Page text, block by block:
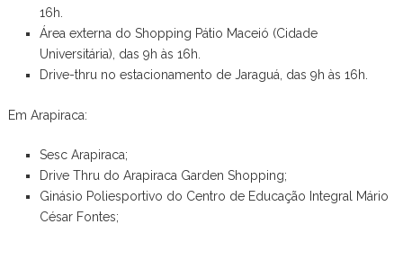
16h.
Área externa do Shopping Pátio Maceió (Cidade
Universitária), das 9h às 16h.
Drive-thru no estacionamento de Jaraguá, das 9h às 16h.
Em Arapiraca:
Sesc Arapiraca;
Drive Thru do Arapiraca Garden Shopping;
Ginásio Poliesportivo do Centro de Educação Integral Mário
César Fontes;